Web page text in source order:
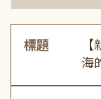
標題
海